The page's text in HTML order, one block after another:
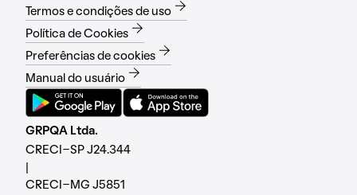
Termos e condições de uso
Política de Cookies
Preferências de cookies
Manual do usuário
GRPQA Ltda.
CRECI-SP J24.344
CRECI-MG J5851